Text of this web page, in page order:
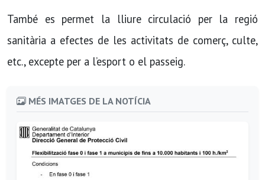
També es permet la lliure circulació per la regió
sanitària a efectes de les activitats de comerç, culte,
etc., excepte per a l’esport o el passeig.
MÉS IMATGES DE LA NOTÍCIA